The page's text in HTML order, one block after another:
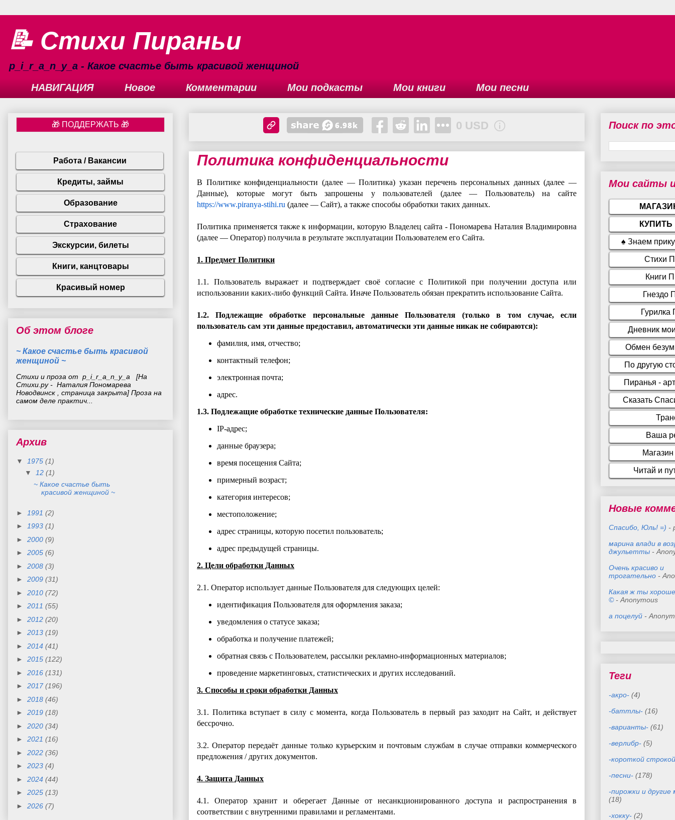
📝 Стихи Пираньи
p_i_r_a_n_y_a - Какое счастье быть красивой женщиной
НАВИГАЦИЯ
Новое Комментарии Мои подкасты Мои книги Мои песни
Share
Reward
0 USD
Политика конфиденциальности
В Политике конфиденциальности (далее — Политика) указан перечень персональных данных (далее —
Данные), которые могут быть запрошены у пользователей (далее — Пользователь) на сайте
https://www.piranya-stihi.ru (далее — Сайт), а также способы обработки таких данных.
Политика применяется также к информации, которую Владелец сайта - Пономарева Наталия Владимировна
(далее — Оператор) получила в результате эксплуатации Пользователем его Сайта.
1. Предмет Политики
1.1. Пользователь выражает и подтверждает своё согласие с Политикой при получении доступа или
использовании каких-либо функций Сайта. Иначе Пользователь обязан прекратить использование Сайта.
1.2. Подлежащие обработке персональные данные Пользователя (только в том случае, если
пользователь сам эти данные предоставил, автоматически эти данные никак не собираются):
фамилия, имя, отчество;
контактный телефон;
электронная почта;
адрес.
1.3. Подлежащие обработке технические данные Пользователя:
IP-адрес;
данные браузера;
время посещения Сайта;
примерный возраст;
категория интересов;
местоположение;
адрес страницы, которую посетил пользователь;
адрес предыдущей страницы.
2. Цели обработки Данных
2.1. Оператор использует данные Пользователя для следующих целей:
идентификация Пользователя для оформления заказа;
уведомления о статусе заказа;
обработка и получение платежей;
обратная связь с Пользователем, рассылки рекламно-информационных материалов;
проведение маркетинговых, статистических и других исследований.
3. Способы и сроки обработки Данных
3.1. Политика вступает в силу с момента, когда Пользователь в первый раз заходит на Сайт, и действует
бессрочно.
3.2. Оператор передаёт данные только курьерским и почтовым службам в случае отправки коммерческого
предложения / других документов.
4. Защита Данных
4.1. Оператор хранит и оберегает Данные от несанкционированного доступа и распространения в
соответствии с внутренними правилами и регламентами.
Об этом блоге
~ Какое счастье быть красивой
женщиной ~
Стихи и проза от p_i_r_a_n_y_a [На
Стихи.ру - Наталия Пономарева
Новодвинск , страница закрыта] Проза на
самом деле практич...
Архив
▼ 1975 (1)
▼
12 (1)
~ Какое счастье быть
красивой женщиной ~
► 1991 (2)
►
1993 (1)
► 2000 (9)
► 2005 (6)
► 2008 (3)
► 2009 (31)
► 2010 (72)
► 2011 (55)
► 2012 (20)
► 2013 (19)
► 2014 (41)
► 2015 (122)
► 2016 (131)
► 2017 (196)
► 2018 (46)
► 2019 (18)
► 2020 (34)
► 2021 (16)
► 2022 (36)
► 2023 (4)
► 2024 (44)
► 2025 (13)
► 2026 (7)
Поиск по
Мои сайты
Новые
Спасибо, Юль! =) -
марина влади в
джульетты -
Очень красиво и
трогательно -
Какая ж ты
©- Anonymous
а поцелуй -
Теги
-акро- (4)
-баттлы- (16)
-варианты- (61)
-верлибр- (5)
-короткой
-песни- (178)
-пирожки и
(18)
-хокку- (2)